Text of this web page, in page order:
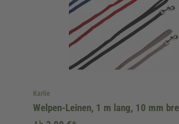
Karlie
Welpen-Leinen, 1 m lang, 10 mm